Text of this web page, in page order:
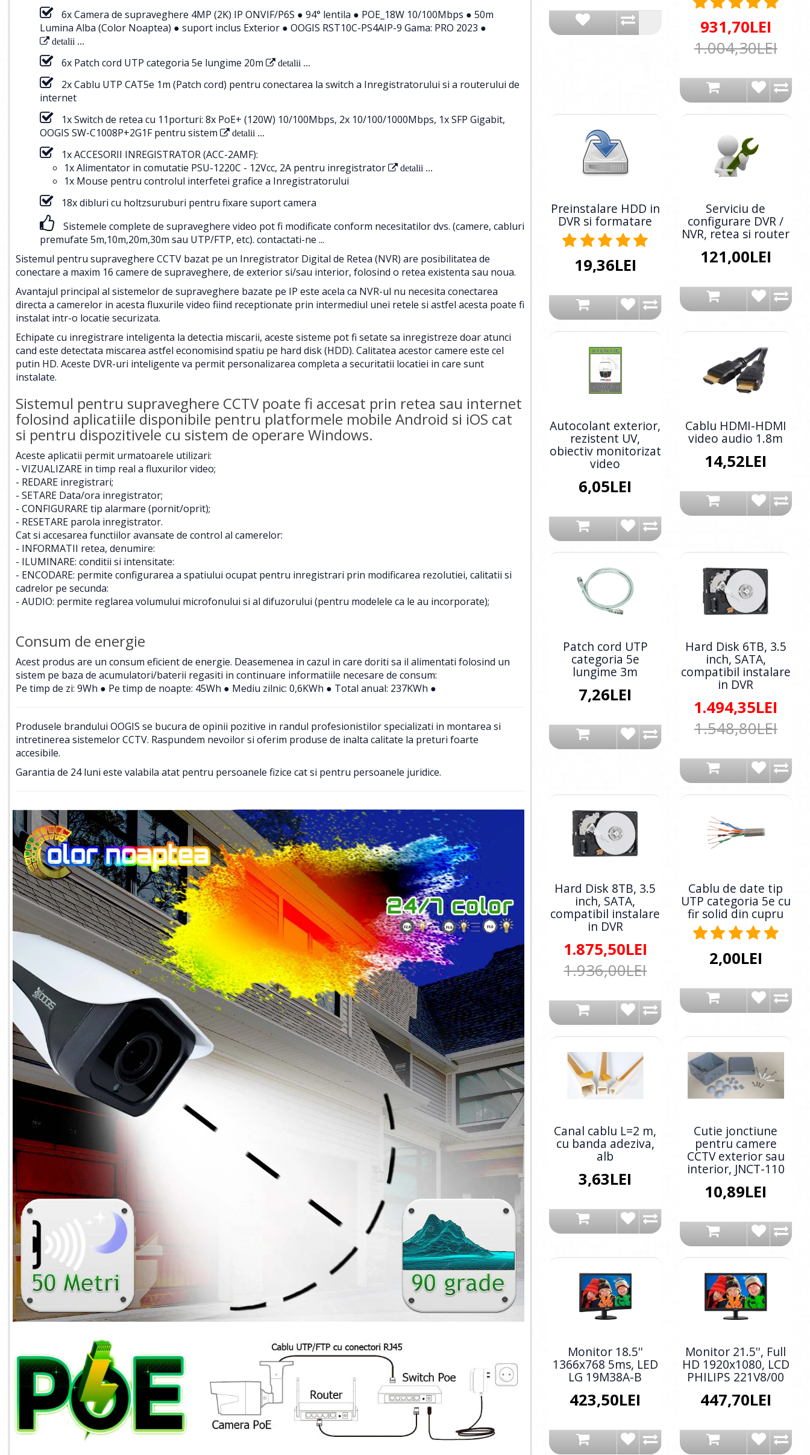
6x Camera de supraveghere 4MP (2K) IP ONVIF/P6S ● 94° lentila ● POE_18W 10/100Mbps ● 50m
Lumina Alba (Color Noaptea) ● suport inclus Exterior ● OOGIS RST10C-PS4AIP-9 Gama: PRO 2023 ●
detalii ...
6x Patch cord UTP categoria 5e lungime 20m detalii ...
2x Cablu UTP CAT5e 1m (Patch cord) pentru conectarea la switch a Inregistratorului si a routerului de
internet
1x Switch de retea cu 11porturi: 8x PoE+ (120W) 10/100Mbps, 2x 10/100/1000Mbps, 1x SFP Gigabit,
OOGIS SW-C1008P+2G1F pentru sistem
detalii ...
1x ACCESORII INREGISTRATOR (ACC-2AMF):
1x Alimentator in comutatie PSU-1220C - 12Vcc, 2A pentru inregistrator
detalii ...
1x Mouse pentru controlul interfetei grafice a Inregistratorului
18x dibluri cu holtzsuruburi pentru fixare suport camera
Sistemele complete de supraveghere video pot fi modificate conform necesitatilor dvs. (camere, cabluri
premufate 5m,10m,20m,30m sau UTP/FTP, etc). contactati-ne ...
Sistemul pentru supraveghere CCTV bazat pe un Inregistrator Digital de Retea (NVR) are posibilitatea de
conectare a maxim 16 camere de supraveghere, de exterior si/sau interior, folosind o retea existenta sau noua.
Avantajul principal al sistemelor de supraveghere bazate pe IP este acela ca NVR-ul nu necesita conectarea
directa a camerelor in acesta fluxurile video fiind receptionate prin intermediul unei retele si astfel acesta poate fi
instalat intr-o locatie securizata.
Echipate cu inregistrare inteligenta la detectia miscarii, aceste sisteme pot fi setate sa inregistreze doar atunci
cand este detectata miscarea astfel economisind spatiu pe hard disk (HDD). Calitatea acestor camere este cel
putin HD. Aceste DVR-uri inteligente va permit personalizarea completa a securitatii locatiei in care sunt
instalate.
Sistemul pentru supraveghere CCTV poate fi accesat prin retea sau internet
folosind aplicatiile disponibile pentru platformele mobile Android si iOS cat
si pentru dispozitivele cu sistem de operare Windows.
Aceste aplicatii permit urmatoarele utilizari:
- VIZUALIZARE in timp real a fluxurilor video;
- REDARE inregistrari;
- SETARE Data/ora inregistrator;
- CONFIGURARE tip alarmare (pornit/oprit);
- RESETARE parola inregistrator.
Cat si accesarea functiilor avansate de control al camerelor:
- INFORMATII retea, denumire:
- ILUMINARE: conditii si intensitate:
- ENCODARE: permite configurarea a spatiului ocupat pentru inregistrari prin modificarea rezolutiei, calitatii si
cadrelor pe secunda:
- AUDIO: permite reglarea volumului microfonului si al difuzorului (pentru modelele ca le au incorporate);
Consum de energie
Acest produs are un consum eficient de energie. Deasemenea in cazul in care doriti sa il alimentati folosind un
sistem pe baza de acumulatori/baterii regasiti in continuare informatiile necesare de consum:
Pe timp de zi: 9Wh ● Pe timp de noapte: 45Wh ● Mediu zilnic: 0,6KWh ● Total anual: 237KWh ●
Produsele brandului OOGIS se bucura de opinii pozitive in randul profesionistilor specializati in montarea si
intretinerea sistemelor CCTV. Raspundem nevoilor si oferim produse de inalta calitate la preturi foarte
accesibile.
Garantia de 24 luni este valabila atat pentru persoanele fizice cat si pentru persoanele juridice.
931,70LEI
1.004,30LEI
Preinstalare HDD in
DVR si formatare
19,36LEI
Serviciu de
configurare DVR /
NVR, retea si router
121,00LEI
Autocolant exterior,
rezistent UV,
obiectiv monitorizat
video
6,05LEI
Cablu HDMI-HDMI
video audio 1.8m
14,52LEI
Patch cord UTP
categoria 5e
lungime 3m
7,26LEI
Hard Disk 6TB, 3.5
inch, SATA,
compatibil instalare
in DVR
1.494,35LEI
1.548,80LEI
Hard Disk 8TB, 3.5
inch, SATA,
compatibil instalare
in DVR
1.875,50LEI
1.936,00LEI
Cablu de date tip
UTP categoria 5e cu
fir solid din cupru
2,00LEI
Canal cablu L=2 m,
cu banda adeziva,
alb
3,63LEI
Cutie jonctiune
pentru camere
CCTV exterior sau
interior, JNCT-110
10,89LEI
Monitor 18.5''
1366x768 5ms, LED
LG 19M38A-B
423,50LEI
Monitor 21.5'', Full
HD 1920x1080, LCD
PHILIPS 221V8/00
447,70LEI